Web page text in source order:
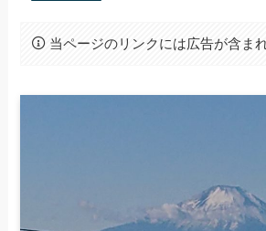
当ページのリンクには広告が含ま